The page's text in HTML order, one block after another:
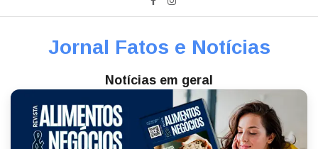
Jornal Fatos e Notícias
Notícias em geral